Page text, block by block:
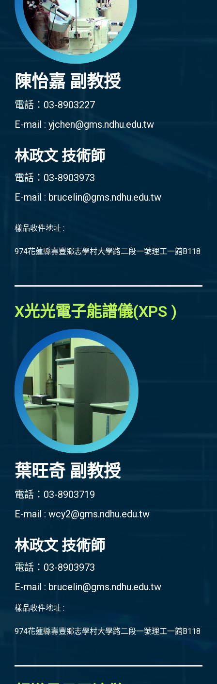
陳怡嘉 副教授
電話：03-8903227
E-mail : yjchen@gms.ndhu.edu.tw
林政文 技術師
電話：03-8903973
E-mail : brucelin@gms.ndhu.edu.tw
樣品收件地址 :
974花蓮縣壽豐鄉志學村大學路二段一號理工一館B118
X光光電子能譜儀(XPS )
葉旺奇 副教授
電話：03-8903719
E-mail : wcy2@gms.ndhu.edu.tw
林政文 技術師
電話：03-8903973
E-mail : brucelin@gms.ndhu.edu.tw
樣品收件地址 :
974花蓮縣壽豐鄉志學村大學路二段一號理工一館B118